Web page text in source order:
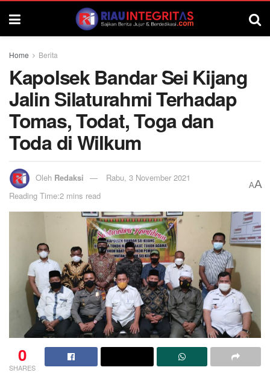
Home Berita
Kapolsek Bandar Sei Kijang
Jalin Silaturahmi Terhadap
Tomas, Todat, Toga dan
Toda di Wilkum
Oleh Redaksi
Rabu, 3 November 2021
Reading Time:2 mins read
AA
0
SHARES